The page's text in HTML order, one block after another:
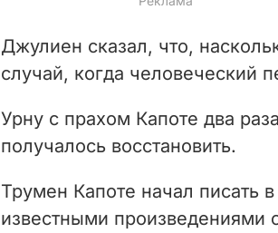
Джулиен сказал, что,
случай, когда человеческий
Урну с прахом Капоте два
получалось восстановить.
Трумен Капоте начал писать
известными произведениями